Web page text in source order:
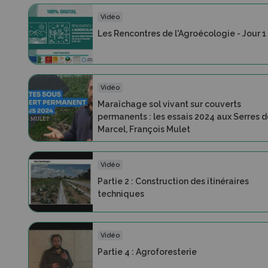
Vidéo
Les Rencontres de l'Agroécologie - Jour 1
Vidéo
Maraîchage sol vivant sur couverts
permanents : les essais 2024 aux Serres
Marcel, François Mulet
Vidéo
Partie 2 : Construction des itinéraires
techniques
Vidéo
Partie 4 : Agroforesterie